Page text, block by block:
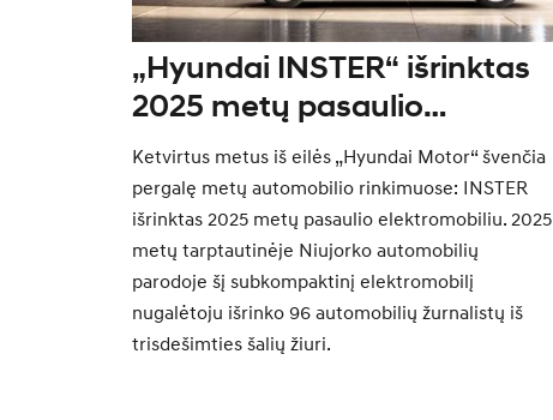
„Hyundai INSTER“ išrinktas
2025 metų pasaulio
elektromobiliu
Ketvirtus metus iš eilės „Hyundai Motor“ švenčia
pergalę metų automobilio rinkimuose: INSTER
išrinktas 2025 metų pasaulio elektromobiliu. 2025
metų tarptautinėje Niujorko automobilių
parodoje šį subkompaktinį elektromobilį
nugalėtoju išrinko 96 automobilių žurnalistų iš
trisdešimties šalių žiuri.